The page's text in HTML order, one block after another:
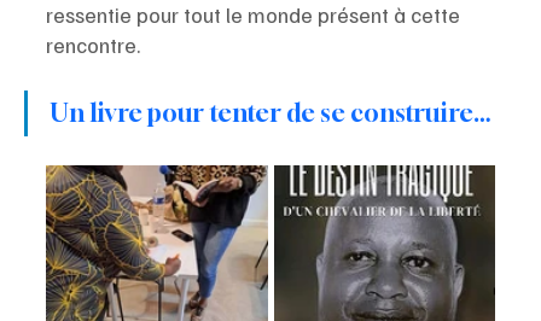
ressentie pour tout le monde présent à cette
rencontre.
Un livre pour tenter de se construire…